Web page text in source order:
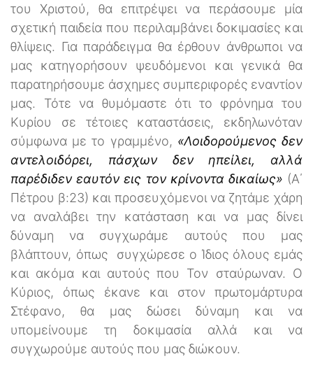
του Χριστού, θα επιτρέψει να περάσουμε μία
σχετική παιδεία που περιλαμβάνει δοκιμασίες και
θλίψεις. Για παράδειγμα θα έρθουν άνθρωποι να
μας κατηγορήσουν ψευδόμενοι και γενικά θα
παρατηρήσουμε άσχημες συμπεριφορές εναντίον
μας. Τότε να θυμόμαστε ότι το φρόνημα του
Κυρίου σε τέτοιες καταστάσεις, εκδηλωνόταν
σύμφωνα με το γραμμένο, «Λοιδορούμενος δεν
αντελοιδόρει, πάσχων δεν ηπείλει, αλλά
παρέδιδεν εαυτόν εις τον κρίνοντα δικαίως» (Α΄
Πέτρου β:23) και προσευχόμενοι να ζητάμε χάρη
να αναλάβει την κατάσταση και να μας δίνει
δύναμη να συγχωράμε αυτούς που μας
βλάπτουν, όπως συγχώρεσε ο Ίδιος όλους εμάς
και ακόμα και αυτούς που Τον σταύρωναν. Ο
Κύριος, όπως έκανε και στον πρωτομάρτυρα
Στέφανο, θα μας δώσει δύναμη και να
υπομείνουμε τη δοκιμασία αλλά και να
συγχωρούμε αυτούς που μας διώκουν.